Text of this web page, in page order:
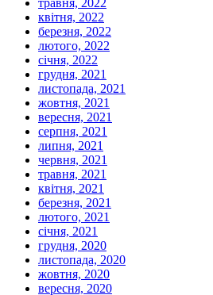
травня, 2022
квітня, 2022
березня, 2022
лютого, 2022
січня, 2022
грудня, 2021
листопада, 2021
жовтня, 2021
вересня, 2021
серпня, 2021
липня, 2021
червня, 2021
травня, 2021
квітня, 2021
березня, 2021
лютого, 2021
січня, 2021
грудня, 2020
листопада, 2020
жовтня, 2020
вересня, 2020